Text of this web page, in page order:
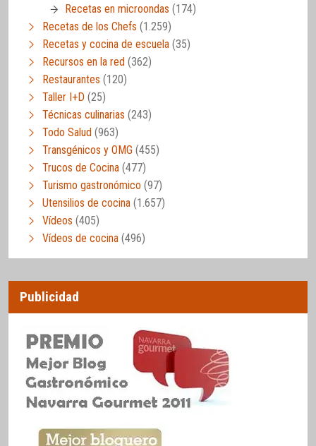
Recetas en microondas (174)
Recetas de los Chefs (1.259)
Recetas y cocina de escuela (35)
Recursos en la red (362)
Restaurantes (120)
Taller I+D (25)
Técnicas culinarias (243)
Todo Salud (963)
Transgénicos y OMG (455)
Trucos de Cocina (477)
Turismo gastronómico (97)
Utensilios de cocina (1.657)
Vídeos (405)
Vídeos de cocina (496)
Publicidad